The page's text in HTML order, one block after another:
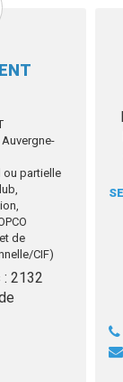
Auvergne-
ou partielle
de
CIF)
: 2132